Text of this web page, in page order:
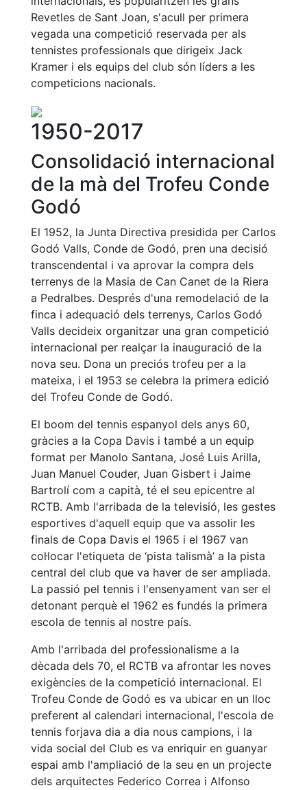
d'Activitats
Socials
Jocs de taula
Penyes del
Club
Wellness
Center
Servei de
fisiosalut
Entrenaments
personals
Activitats
dirigides
Piscina
Normativa
Restaurants
Restaurant
L'Snack
Casa Arilla
Chill Out
Bar
Piscina
Patrocini
Patrocinadors
Avantatges
socials
Publicitat a la
Revista
Vols ser
Patrocinador
Notícies
Inscripcions
Godó
Soci/a
Revetles de Sant Joan, s'acull per primera
vegada una competició reservada per als
tennistes professionals que dirigeix ​​Jack
Kramer i els equips del club són líders a les
competicions nacionals.
1950-2017
Consolidació internacional
de la mà del Trofeu Conde
Godó
El 1952, la Junta Directiva presidida per Carlos
Godó Valls, Conde de Godó, pren una decisió
transcendental i va aprovar la compra dels
terrenys de la Masia de Can Canet de la Riera
a Pedralbes. Després d'una remodelació de la
finca i adequació dels terrenys, Carlos Godó
Valls decideix organitzar una gran competició
internacional per realçar la inauguració de la
nova seu. Dona un preciós trofeu per a la
mateixa, i el 1953 se celebra la primera edició
del Trofeu Conde de Godó.
El boom del tennis espanyol dels anys 60,
gràcies a la Copa Davis i també a un equip
format per Manolo Santana, José Luis Arilla,
Juan Manuel Couder, Juan Gisbert i Jaime
Bartrolí com a capità, té el seu epicentre al
RCTB. Amb l'arribada de la televisió, les gestes
esportives d'aquell equip que va assolir les
finals de Copa Davis el 1965 i el 1967 van
col·locar l'etiqueta de ‘pista talismà’ a la pista
central del club que va haver de ser ampliada.
La passió pel tennis i l'ensenyament van ser el
detonant perquè el 1962 es fundés la primera
escola de tennis al nostre país.
Amb l'arribada del professionalisme a la
dècada dels 70, el RCTB va afrontar les noves
exigències de la competició internacional. El
Trofeu Conde de Godó es va ubicar en un lloc
preferent al calendari internacional, l'escola de
tennis forjava dia a dia nous campions, i la
vida social del Club es va enriquir en guanyar
espai amb l'ampliació de la seu en un projecte
dels arquitectes Federico Correa i Alfonso